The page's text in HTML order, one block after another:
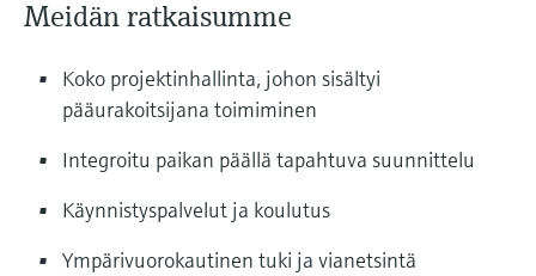
Meidän ratkaisumme
Koko projektinhallinta, johon sisältyi
pääurakoitsijana toimiminen
Integroitu paikan päällä tapahtuva suunnittelu
Käynnistyspalvelut ja koulutus
Ympärivuorokautinen tuki ja vianetsintä